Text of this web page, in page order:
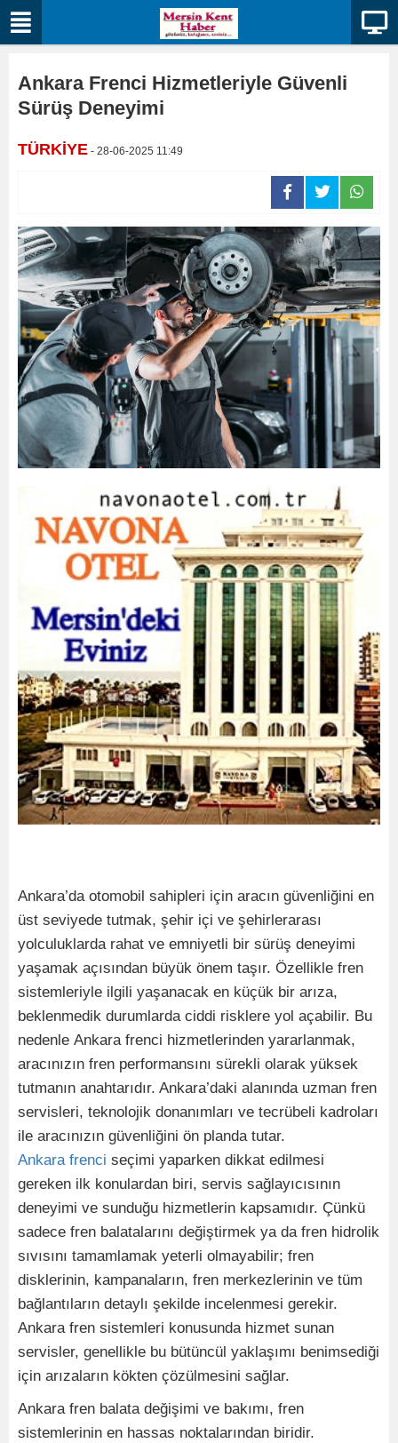
Ankara Frenci Hizmetleriyle Güvenli
Sürüş Deneyimi
TÜRKİYE - 28-06-2025 11:49
Ankara’da otomobil sahipleri için aracın güvenliğini en
üst seviyede tutmak, şehir içi ve şehirlerarası
yolculuklarda rahat ve emniyetli bir sürüş deneyimi
yaşamak açısından büyük önem taşır. Özellikle fren
sistemleriyle ilgili yaşanacak en küçük bir arıza,
beklenmedik durumlarda ciddi risklere yol açabilir. Bu
nedenle Ankara frenci hizmetlerinden yararlanmak,
aracınızın fren performansını sürekli olarak yüksek
tutmanın anahtarıdır. Ankara’daki alanında uzman fren
servisleri, teknolojik donanımları ve tecrübeli kadroları
ile aracınızın güvenliğini ön planda tutar.
Ankara frenci seçimi yaparken dikkat edilmesi
gereken ilk konulardan biri, servis sağlayıcısının
deneyimi ve sunduğu hizmetlerin kapsamıdır. Çünkü
sadece fren balatalarını değiştirmek ya da fren hidrolik
sıvısını tamamlamak yeterli olmayabilir; fren
disklerinin, kampanaların, fren merkezlerinin ve tüm
bağlantıların detaylı şekilde incelenmesi gerekir.
Ankara fren sistemleri konusunda hizmet sunan
servisler, genellikle bu bütüncül yaklaşımı benimsediği
için arızaların kökten çözülmesini sağlar.
Ankara fren balata değişimi ve bakımı, fren
sistemlerinin en hassas noktalarından biridir.